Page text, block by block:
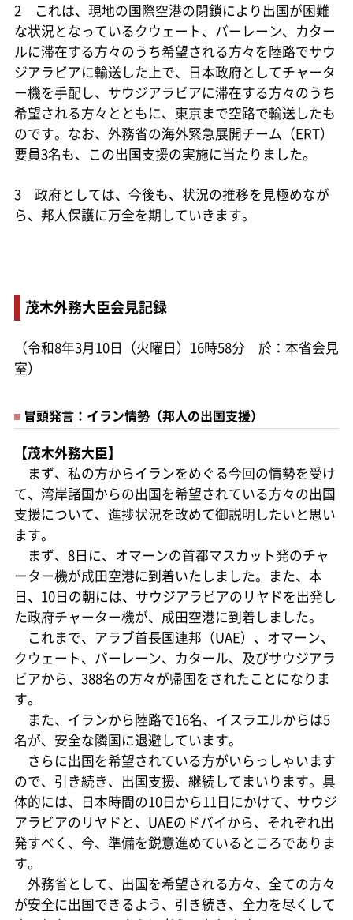
2 これは、現地の国際空港の閉鎖により出国が困難
な状況となっているクウェート、バーレーン、カター
ルに滞在する方々のうち希望される方々を陸路でサウ
ジアラビアに輸送した上で、日本政府としてチャータ
ー機を手配し、サウジアラビアに滞在する方々のうち
希望される方々とともに、東京まで空路で輸送したも
のです。なお、外務省の海外緊急展開チーム（ERT）
要員3名も、この出国支援の実施に当たりました。
3 政府としては、今後も、状況の推移を見極めなが
ら、邦人保護に万全を期していきます。
茂木外務大臣会見記録
（令和8年3月10日（火曜日）16時58分 於：本省会見
室）
冒頭発言：イラン情勢（邦人の出国支援）
【茂木外務大臣】
まず、私の方からイランをめぐる今回の情勢を受け
て、湾岸諸国からの出国を希望されている方々の出国
支援について、進捗状況を改めて御説明したいと思い
ます。
まず、8日に、オマーンの首都マスカット発のチャ
ーター機が成田空港に到着いたしました。また、本
日、10日の朝には、サウジアラビアのリヤドを出発し
た政府チャーター機が、成田空港に到着しました。
これまで、アラブ首長国連邦（UAE）、オマーン、
クウェート、バーレーン、カタール、及びサウジアラ
ビアから、388名の方々が帰国をされたことになりま
す。
また、イランから陸路で16名、イスラエルからは5
名が、安全な隣国に退避しています。
さらに出国を希望されている方がいらっしゃいます
ので、引き続き、出国支援、継続してまいります。具
体的には、日本時間の10日から11日にかけて、サウジ
アラビアのリヤドと、UAEのドバイから、それぞれ出
発すべく、今、準備を鋭意進めているところでありま
す。
外務省として、出国を希望される方々、全ての方々
が安全に出国できるよう、引き続き、全力を尽くして